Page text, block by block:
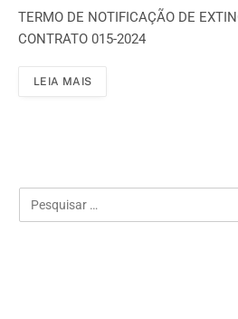
TERMO DE NOTIFICAÇÃO DE
CONTRATO 015-2024
LEIA MAIS